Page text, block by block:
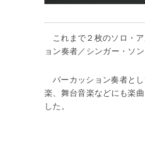
これまで２枚のソロ・
ョン奏者／シンガー・ソン
パーカッション奏者と
楽、舞台音楽などにも楽
した。